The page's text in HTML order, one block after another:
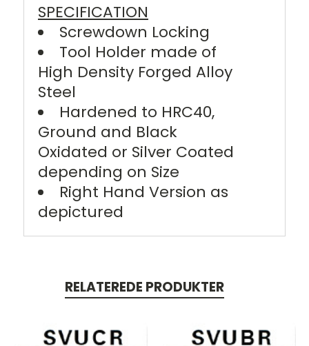
SPECIFICATION
Screwdown Locking
Tool Holder made of
High Density Forged Alloy
Steel
Hardened to HRC40,
Ground and Black
Oxidated or Silver Coated
depending on Size
Right Hand Version as
depictured
RELATEREDE PRODUKTER